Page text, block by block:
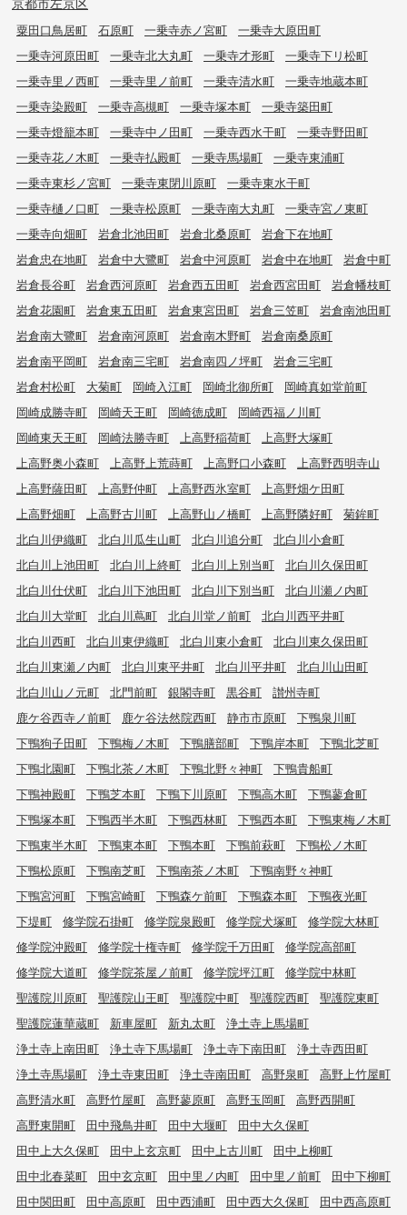
粟田口鳥居町 石原町 一乗寺赤ノ宮町
一乗寺大原田町
一乗寺河原田町
一乗寺北大丸町 一乗寺才形町
一乗寺下リ松町
一乗寺里ノ西町
一乗寺里ノ前町 一乗寺清水町
一乗寺地蔵本町
一乗寺染殿町
一乗寺高槻町 一乗寺塚本町
一乗寺築田町
一乗寺燈籠本町
一乗寺中ノ田町 一乗寺西水干町
一乗寺野田町
一乗寺花ノ木町
一乗寺払殿町 一乗寺馬場町
一乗寺東浦町
一乗寺東杉ノ宮町
一乗寺東閉川原町
一乗寺東水干町
一乗寺樋ノ口町
一乗寺松原町 一乗寺南大丸町
一乗寺宮ノ東町
一乗寺向畑町
岩倉北池田町 岩倉北桑原町
岩倉下在地町
岩倉忠在地町
岩倉中大鷺町 岩倉中河原町 岩倉中在地町
岩倉中町
岩倉長谷町
岩倉西河原町 岩倉西五田町 岩倉西宮田町
岩倉幡枝町
岩倉花園町
岩倉東五田町 岩倉東宮田町 岩倉三笠町
岩倉南池田町
岩倉南大鷺町
岩倉南河原町 岩倉南木野町
岩倉南桑原町
岩倉南平岡町
岩倉南三宅町 岩倉南四ノ坪町
岩倉三宅町
岩倉村松町
大菊町 岡崎入江町 岡崎北御所町
岡崎真如堂前町
岡崎成勝寺町
岡崎天王町 岡崎徳成町
岡崎西福ノ川町
岡崎東天王町
岡崎法勝寺町 上高野稲荷町
上高野大塚町
上高野奥小森町
上高野上荒蒔町 上高野口小森町
上高野西明寺山
上高野薩田町
上高野仲町 上高野西氷室町
上高野畑ケ田町
上高野畑町
上高野古川町 上高野山ノ橋町 上高野隣好町
菊鉾町
北白川伊織町
北白川瓜生山町 北白川追分町
北白川小倉町
北白川上池田町
北白川上終町 北白川上別当町
北白川久保田町
北白川仕伏町
北白川下池田町 北白川下別当町
北白川瀬ノ内町
北白川大堂町
北白川蔦町 北白川堂ノ前町
北白川西平井町
北白川西町
北白川東伊織町 北白川東小倉町
北白川東久保田町
北白川東瀬ノ内町
北白川東平井町 北白川平井町
北白川山田町
北白川山ノ元町
北門前町 銀閣寺町 黒谷町
讃州寺町
鹿ケ谷西寺ノ前町
鹿ケ谷法然院西町 静市市原町
下鴨泉川町
下鴨狗子田町
下鴨梅ノ木町 下鴨膳部町 下鴨岸本町
下鴨北芝町
下鴨北園町
下鴨北茶ノ木町 下鴨北野々神町
下鴨貴船町
下鴨神殿町
下鴨芝本町 下鴨下川原町 下鴨高木町
下鴨蓼倉町
下鴨塚本町
下鴨西半木町 下鴨西林町 下鴨西本町
下鴨東梅ノ木町
下鴨東半木町
下鴨東本町 下鴨本町 下鴨前萩町
下鴨松ノ木町
下鴨松原町
下鴨南芝町 下鴨南茶ノ木町
下鴨南野々神町
下鴨宮河町
下鴨宮崎町 下鴨森ケ前町 下鴨森本町
下鴨夜光町
下堤町
修学院石掛町 修学院泉殿町 修学院犬塚町
修学院大林町
修学院沖殿町
修学院十権寺町 修学院千万田町
修学院高部町
修学院大道町
修学院茶屋ノ前町 修学院坪江町
修学院中林町
聖護院川原町
聖護院山王町 聖護院中町 聖護院西町
聖護院東町
聖護院蓮華蔵町
新車屋町 新丸太町
浄土寺上馬場町
浄土寺上南田町
浄土寺下馬場町 浄土寺下南田町
浄土寺西田町
浄土寺馬場町
浄土寺東田町 浄土寺南田町 高野泉町
高野上竹屋町
高野清水町
高野竹屋町 高野蓼原町 高野玉岡町
高野西開町
高野東開町
田中飛鳥井町 田中大堰町
田中大久保町
田中上大久保町
田中上玄京町 田中上古川町
田中上柳町
田中北春菜町
田中玄京町 田中里ノ内町 田中里ノ前町
田中下柳町
田中関田町
田中高原町 田中西浦町 田中西大久保町
田中西高原町